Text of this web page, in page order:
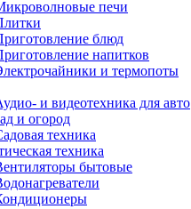
печи
блюд
напитков
и термопоты
и видеотехника для авто
и огород
техника
техника
бытовые